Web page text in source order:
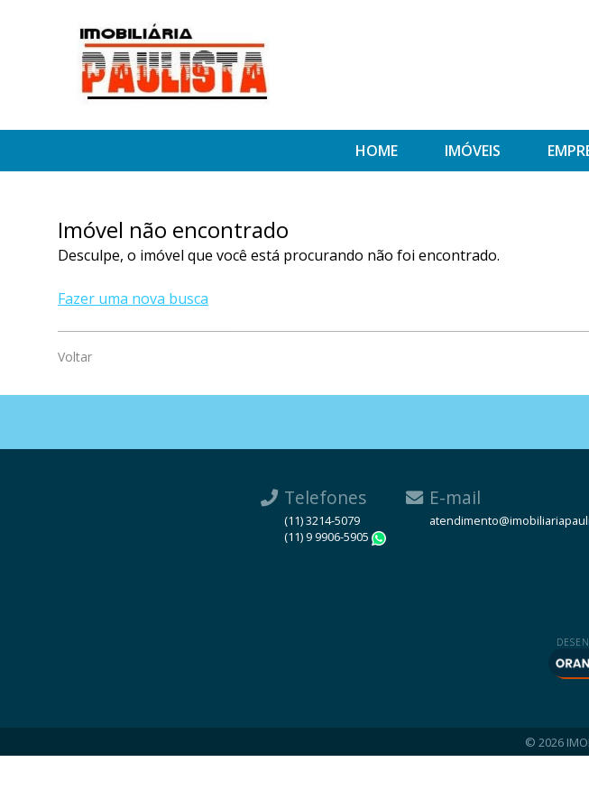
HOME IMÓVEIS
Imóvel não encontrado
Desculpe, o imóvel que você está procurando não foi encontrado.
Fazer uma nova busca
Voltar
Telefones
(11) 3214-5079
(11) 9 9906-5905
E-mail
© 2026